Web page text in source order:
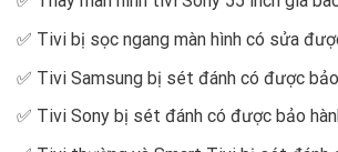
✅ Tivi bị sọc ngang màn hình có sửa
✅ Tivi Samsung bị sét đánh có được
✅ Tivi Sony bị sét đánh có được bảo